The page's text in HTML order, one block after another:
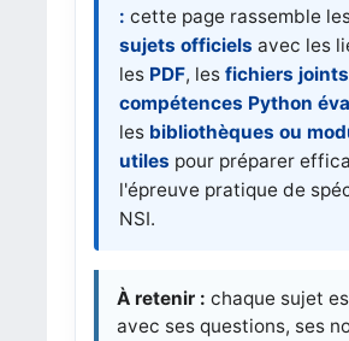
: cette page rassemble
sujets officiels avec les
les PDF, les fichiers joints
compétences Python
les bibliothèques ou
utiles pour préparer
l'épreuve pratique de
NSI.
À retenir : chaque sujet
avec ses questions, ses